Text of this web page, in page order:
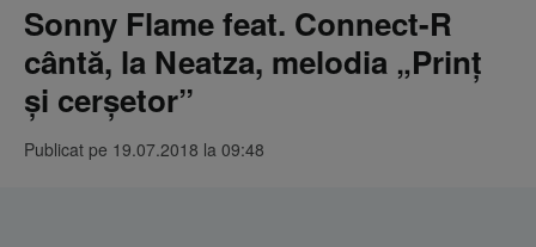
Sonny Flame feat. Connect-R
cântă, la Neatza, melodia „Prinț
și cerșetor”
Publicat pe 19.07.2018 la 09:48